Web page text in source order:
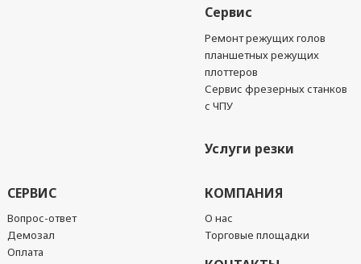
Сервис
Ремонт режущих голов
планшетных режущих
плоттеров
Сервис фрезерных станков
с ЧПУ
Услуги резки
СЕРВИС
Вопрос-ответ
Демозал
Оплата
КОМПАНИЯ
О нас
Торговые площадки